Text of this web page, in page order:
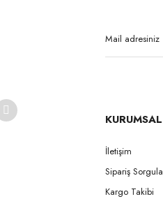
KURUMSAL
İletişim
Sipariş Sorgula
Kargo Takibi